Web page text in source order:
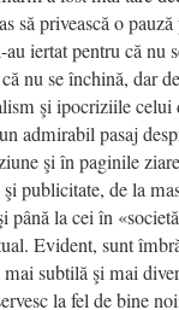
să privească o
iertat pentru că nu
nu se închină, dar
şi ipocriziile celui
admirabil pasaj
şi în paginile
publicitate, de la
până la cei în
Evident, sunt
subtilă şi mai
la fel de bine